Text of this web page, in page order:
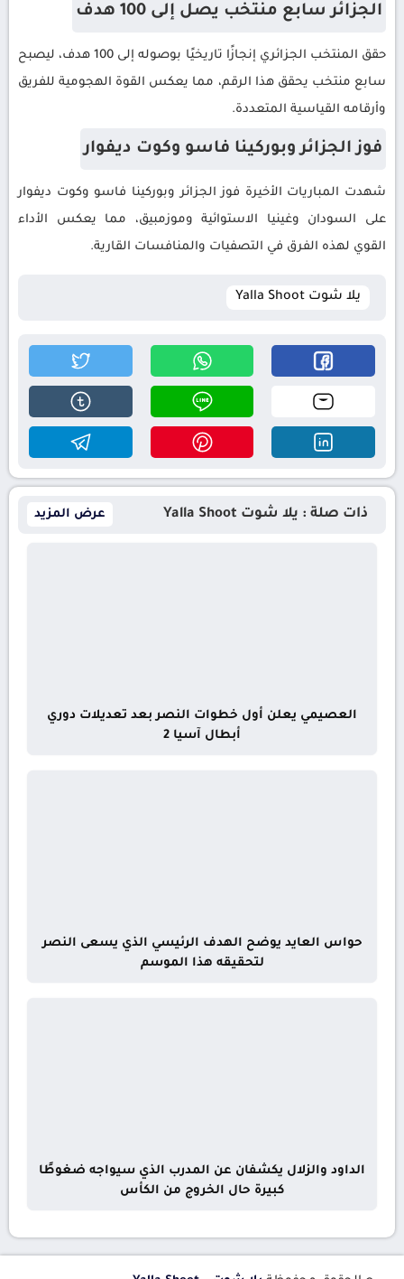
الجزائر سابع منتخب يصل إلى 100 هدف
حقق المنتخب الجزائري إنجازًا تاريخيًا بوصوله إلى 100 هدف، ليصبح
سابع منتخب يحقق هذا الرقم، مما يعكس القوة الهجومية للفريق
وأرقامه القياسية المتعددة.
فوز الجزائر وبوركينا فاسو وكوت ديفوار
شهدت المباريات الأخيرة فوز الجزائر وبوركينا فاسو وكوت ديفوار
على السودان وغينيا الاستوائية وموزمبيق، مما يعكس الأداء
القوي لهذه الفرق في التصفيات والمنافسات القارية.
يلا شوت Yalla Shoot
ذات صلة : يلا شوت Yalla Shoot عرض المزيد
العصيمي يعلن أول خطوات النصر بعد تعديلات دوري
أبطال آسيا 2
حواس العايد يوضح الهدف الرئيسي الذي يسعى النصر
لتحقيقه هذا الموسم
الداود والزلال يكشفان عن المدرب الذي سيواجه ضغوطًا
كبيرة حال الخروج من الكأس